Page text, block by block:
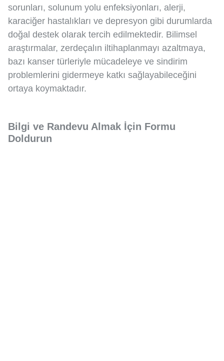
sorunları, solunum yolu enfeksiyonları, alerji,
karaciğer hastalıkları ve depresyon gibi durumlarda
doğal destek olarak tercih edilmektedir. Bilimsel
araştırmalar, zerdeçalın iltihaplanmayı azaltmaya,
bazı kanser türleriyle mücadeleye ve sindirim
problemlerini gidermeye katkı sağlayabileceğini
ortaya koymaktadır.
Bilgi ve Randevu Almak İçin Formu
Doldurun